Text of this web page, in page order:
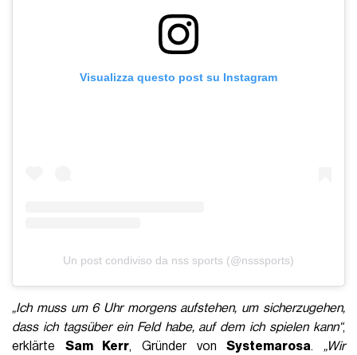
Visualizza questo post su Instagram
Un post condiviso da nss sports (@nsssports)
„Ich muss um 6 Uhr morgens aufstehen, um sicherzugehen,
dass ich tagsüber ein Feld habe, auf dem ich spielen kann“,
erklärte Sam Kerr, Gründer vonSystemarosa. „Wir